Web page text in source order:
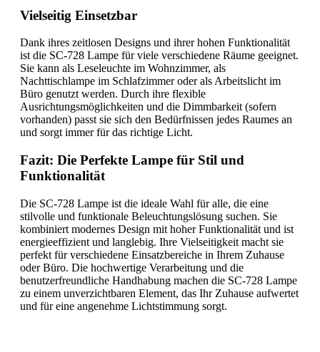
Vielseitig Einsetzbar
Dank ihres zeitlosen Designs und ihrer hohen Funktionalität
ist die SC-728 Lampe für viele verschiedene Räume geeignet.
Sie kann als Leseleuchte im Wohnzimmer, als
Nachttischlampe im Schlafzimmer oder als Arbeitslicht im
Büro genutzt werden. Durch ihre flexible
Ausrichtungsmöglichkeiten und die Dimmbarkeit (sofern
vorhanden) passt sie sich den Bedürfnissen jedes Raumes an
und sorgt immer für das richtige Licht.
Fazit: Die Perfekte Lampe für Stil und
Funktionalität
Die SC-728 Lampe ist die ideale Wahl für alle, die eine
stilvolle und funktionale Beleuchtungslösung suchen. Sie
kombiniert modernes Design mit hoher Funktionalität und ist
energieeffizient und langlebig. Ihre Vielseitigkeit macht sie
perfekt für verschiedene Einsatzbereiche in Ihrem Zuhause
oder Büro. Die hochwertige Verarbeitung und die
benutzerfreundliche Handhabung machen die SC-728 Lampe
zu einem unverzichtbaren Element, das Ihr Zuhause aufwertet
und für eine angenehme Lichtstimmung sorgt.